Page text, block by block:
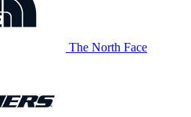
The North Face